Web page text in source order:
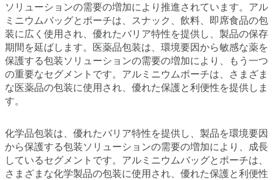
ソリューションの需要の増加により推進されています。アル
ミニウムバッグとポーチは、スナック、飲料、即席食品の包
装に広く使用され、優れたバリア特性を提供し、製品の保存
期間を延ばします。医薬品包装は、環境要因から敏感な薬を
保護する包装ソリューションの需要の増加により、もう一つ
の重要なセグメントです。アルミニウムポーチは、さまざま
な医薬品の包装に使用され、優れた保護と利便性を提供しま
す。
化学品包装は、優れたバリア特性を提供し、製品を環境要因
から保護する包装ソリューションの需要の増加により、成長
しているセグメントです。アルミニウムバッグとポーチは、
さまざまな化学製品の包装に使用され、優れた保護と利便性